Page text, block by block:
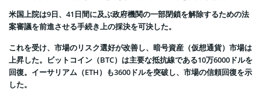
米国上院は9日、41日間に及ぶ政府機関の一部閉鎖を解除するための法
案審議を前進させる手続き上の採決を可決した。
これを受け、市場のリスク選好が改善し、暗号資産（仮想通貨）市場は
上昇した。ビットコイン（BTC）は主要な抵抗線である10万6000ドルを
回復。イーサリアム（ETH）も3600ドルを突破し、市場の信頼回復を示
した。